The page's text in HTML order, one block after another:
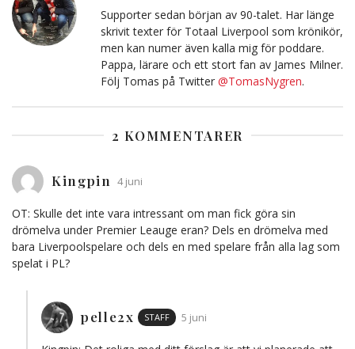
Supporter sedan början av 90-talet. Har länge
skrivit texter för Totaal Liverpool som krönikör,
men kan numer även kalla mig för poddare.
Pappa, lärare och ett stort fan av James Milner.
Följ Tomas på Twitter @TomasNygren.
2 KOMMENTARER
Kingpin 4 juni
OT: Skulle det inte vara intressant om man fick göra sin
drömelva under Premier Leauge eran? Dels en drömelva med
bara Liverpoolspelare och dels en med spelare från alla lag som
spelat i PL?
pelle2x STAFF 5 juni